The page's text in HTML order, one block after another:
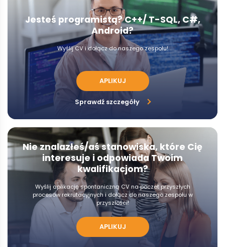
Jesteś programistą? C++/ T-SQL, C#,
Android?
Wyślij CV i dołącz do naszego zespołu!
APLIKUJ
Sprawdź szczegóły
Nie znalazłeś/aś stanowiska, które Cię
interesuje i odpowiada Twoim
kwalifikacjom?
Wyślij aplikację spontaniczną CV na poczet przyszłych
procesów rekrutacyjnych i dołącz do naszego zespołu w
przyszłości!
APLIKUJ